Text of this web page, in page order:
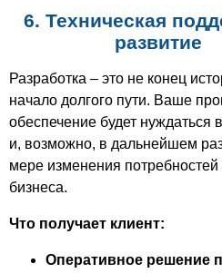
6. Техническая
развитие
Разработка – это не конец
начало долгого пути. Ваше
обеспечение будет нуждаться
и, возможно, в дальнейшем
мере изменения
бизнеса.
Что получает клиент:
Оперативное решение